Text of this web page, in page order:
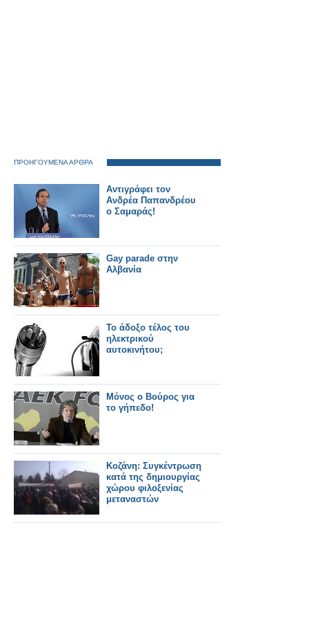
ΠΡΟΗΓΟΥΜΕΝΑ ΑΡΘΡΑ
Αντιγράφει τον
Ανδρέα Παπανδρέου
ο Σαμαράς!
Gay parade στην
Αλβανία
Το άδοξο τέλος του
ηλεκτρικού
αυτοκινήτου;
Μόνος ο Βούρος για
το γήπεδο!
Κοζάνη: Συγκέντρωση
κατά της δημιουργίας
χώρου φιλοξενίας
μεταναστών